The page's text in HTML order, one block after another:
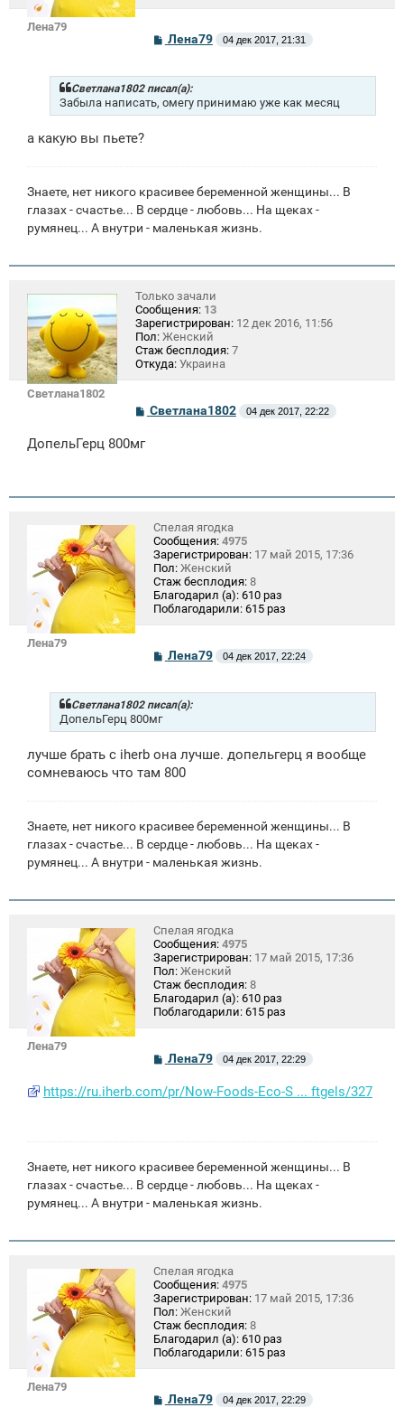
Лена79
С
о
б
щ
е
н
Лена79 04 дек 2017, 21:31
Светлана1802 писал(а):
Забыла написать, омегу принимаю уже как месяц
а какую вы пьете?
Знаете, нет никого красивее беременной женщины... В
глазах - счастье... В сердце - любовь... На щеках -
румянец... А внутри - маленькая жизнь.
Светлана1802
Только зачали
Сообщения: 13
Зарегистрирован: 12 дек 2016, 11:56
Пол: Женский
Стаж бесплодия: 7
Откуда: Украина
С
о
б
и
Светлана1802 04 дек 2017, 22:22
ДопельГерц 800мг
Лена79
Спелая ягодка
Сообщения: 4975
Зарегистрирован: 17 май 2015, 17:36
Пол: Женский
Стаж бесплодия: 8
Благодарил (а): 610 раз
Поблагодарили: 615 раз
С
о
б
щ
н
е
Лена79 04 дек 2017, 22:24
Светлана1802 писал(а):
ДопельГерц 800мг
лучше брать с iherb она лучше. допельгерц я вообще
сомневаюсь что там 800
Знаете, нет никого красивее беременной женщины... В
глазах - счастье... В сердце - любовь... На щеках -
румянец... А внутри - маленькая жизнь.
Лена79
Спелая ягодка
Сообщения: 4975
Зарегистрирован: 17 май 2015, 17:36
Пол: Женский
Стаж бесплодия: 8
Благодарил (а): 610 раз
Поблагодарили: 615 раз
С
о
б
Лена79 04 дек 2017, 22:29
https://ru.iherb.com/pr/Now-Foods-Eco-S ... ftgels/327
Знаете, нет никого красивее беременной женщины... В
глазах - счастье... В сердце - любовь... На щеках -
румянец... А внутри - маленькая жизнь.
Лена79
Спелая ягодка
Сообщения: 4975
Зарегистрирован: 17 май 2015, 17:36
Пол: Женский
Стаж бесплодия: 8
Благодарил (а): 610 раз
Поблагодарили: 615 раз
С
о
Лена79 04 дек 2017, 22:29